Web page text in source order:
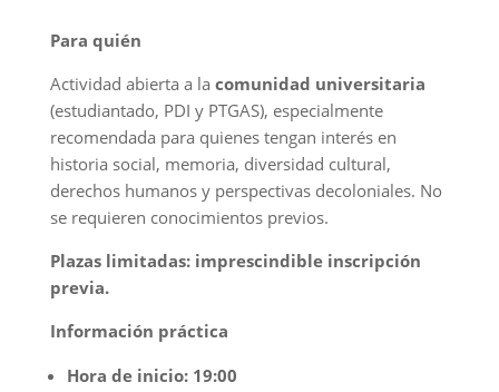
Para quién
Actividad abierta a la comunidad universitaria
(estudiantado, PDI y PTGAS), especialmente
recomendada para quienes tengan interés en
historia social, memoria, diversidad cultural,
derechos humanos y perspectivas decoloniales. No
se requieren conocimientos previos.
Plazas limitadas: imprescindible inscripción
previa.
Información práctica
Hora de inicio: 19:00